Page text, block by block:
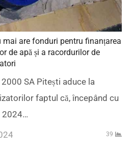
mai are fonduri pentru finanțarea
de apă și a racordurilor de
SA Pitești aduce la
faptul că, începând cu
2024…
39